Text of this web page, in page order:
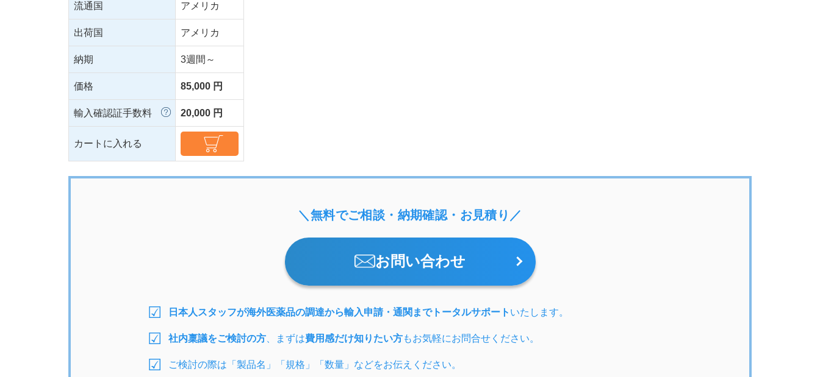
流通国 アメリカ
出荷国 アメリカ
納期 3週間～
価格 85,000 円
輸入確認証手数料 20,000 円
カートに入れる
＼無料でご相談・納期確認・お見積り／
お問い合わせ
日本人スタッフが海外医薬品の調達から輸入申請・通関までトータルサポート いたします。
社内稟議をご検討の方 、まずは費用感だけ知りたい方もお気軽にお問合せください。
ご検討の際は「製品名」「規格」「数量」などをお伝えください。